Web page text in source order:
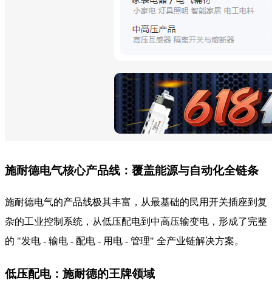
施耐德电气核心产品线：覆盖能源与自动化全链条
施耐德电气的产品线极其丰富，从最基础的民用开关插座到复
杂的工业控制系统，从低压配电到中高压输变电，形成了完整
的 "发电 - 输电 - 配电 - 用电 - 管理" 全产业链解决方案。
低压配电：施耐德的王牌领域